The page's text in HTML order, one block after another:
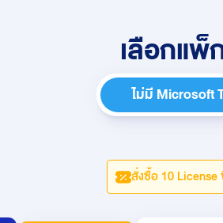
เลือกแพ็
ไม่มี Microsoft
สั่งซื้อ 10